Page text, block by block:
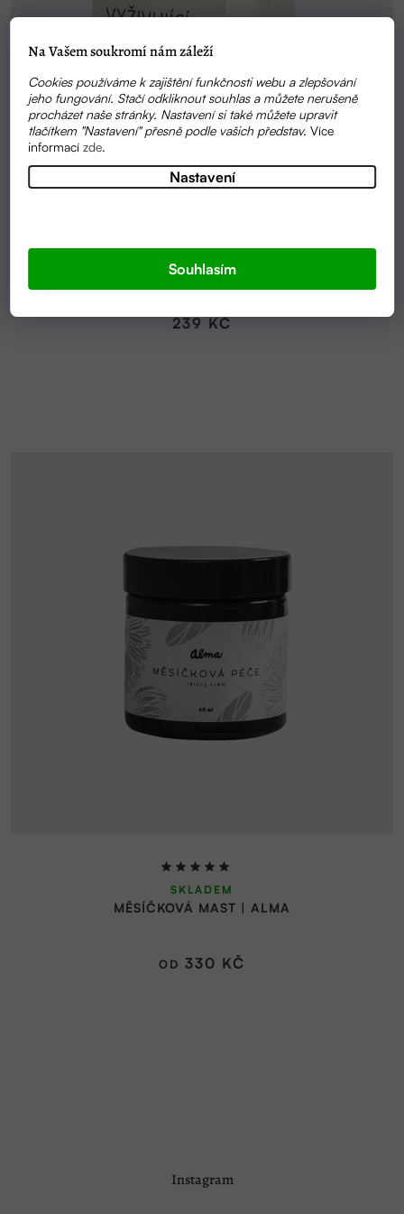
Na Vašem soukromí nám záleží
Cookies používáme k zajištění funkčnosti webu a zlepšování
jeho fungování. Stačí odkliknout souhlas a můžete nerušeně
procházet naše stránky. Nastavení si také můžete upravit
tlačítkem "Nastavení" přesně podle vašich představ.Více
informacízde.
Nastavení
Souhlasím
BALZÁM NA RUCE HAND BALM ORIGINAL 40ML |
hodnocení
produktu
je
5,0
SKLADEM
239 KČ
MĚSÍČKOVÁ MAST | ALMA
Průměrné
hodnocení
produktu
SKLADEM
OD 330 KČ
Instagram